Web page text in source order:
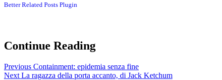
Better Related Posts Plugin
Continue Reading
Previous Containment: epidemia senza fine
Next La ragazza della porta accanto, di Jack Ketchum